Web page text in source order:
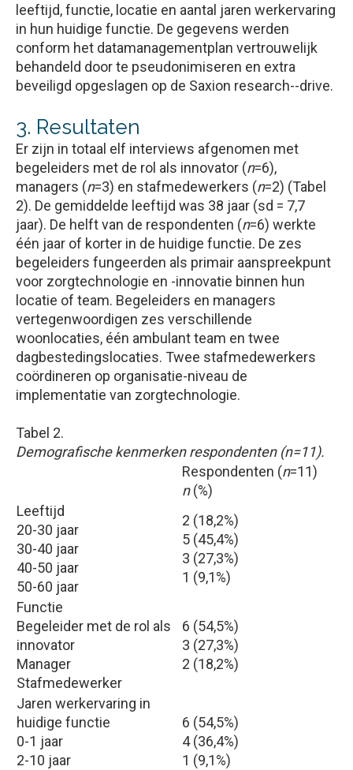
leeftijd, functie, locatie en aantal jaren werkervaring
in hun huidige functie. De gegevens werden
conform het datamanagementplan vertrouwelijk
behandeld door te pseudonimiseren en extra
beveiligd opgeslagen op de Saxion research--drive.
3. Resultaten
Er zijn in totaal elf interviews afgenomen met
begeleiders met de rol als innovator (n=6),
managers (n=3) en stafmedewerkers (n=2) (Tabel
2). De gemiddelde leeftijd was 38 jaar (sd = 7,7
jaar). De helft van de respondenten (n=6) werkte
één jaar of korter in de huidige functie. De zes
begeleiders fungeerden als primair aanspreekpunt
voor zorgtechnologie en -innovatie binnen hun
locatie of team. Begeleiders en managers
vertegenwoordigen zes verschillende
woonlocaties, één ambulant team en twee
dagbestedingslocaties. Twee stafmedewerkers
coördineren op organisatie-niveau de
implementatie van zorgtechnologie.
Tabel 2.
Demografische kenmerken respondenten (n=11).
Respondenten (n=11)
n(%)
Leeftijd
20-30 jaar
30-40 jaar
40-50 jaar
50-60 jaar
2 (18,2%)
5 (45,4%)
3 (27,3%)
1 (9,1%)
Functie
Begeleider met de rol als
innovator
Manager
Stafmedewerker
6 (54,5%)
3 (27,3%)
2 (18,2%)
Jaren werkervaring in
huidige functie
0-1 jaar
2-10 jaar
6 (54,5%)
4 (36,4%)
1 (9,1%)